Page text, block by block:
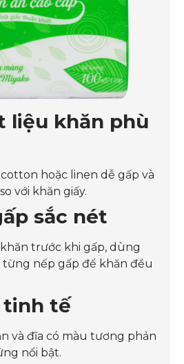
liệu khăn phù
hoặc linen dễ gấp và
với khăn giấy.
sắc nét
trước khi gấp, dùng
nếp gấp để khăn đều
tinh tế
và đĩa có màu tương phản
nổi bật.